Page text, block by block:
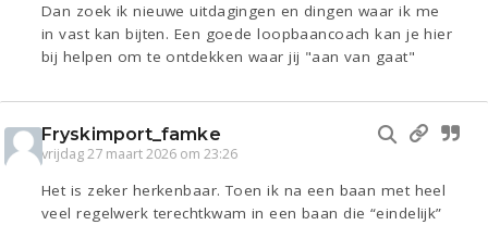
Dan zoek ik nieuwe uitdagingen en dingen waar ik me
in vast kan bijten. Een goede loopbaancoach kan je hier
bij helpen om te ontdekken waar jij "aan van gaat"
Fryskimport_famke
vrijdag 27 maart 2026 om 23:26
Het is zeker herkenbaar. Toen ik na een baan met heel
veel regelwerk terechtkwam in een baan die “eindelijk”